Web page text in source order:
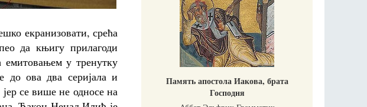
екранизовати, срећа
да књигу прилагоди
емитовањем у тренутку
до ова два серијала и
се више не односе на
Память апостола Иакова, брата
Господня